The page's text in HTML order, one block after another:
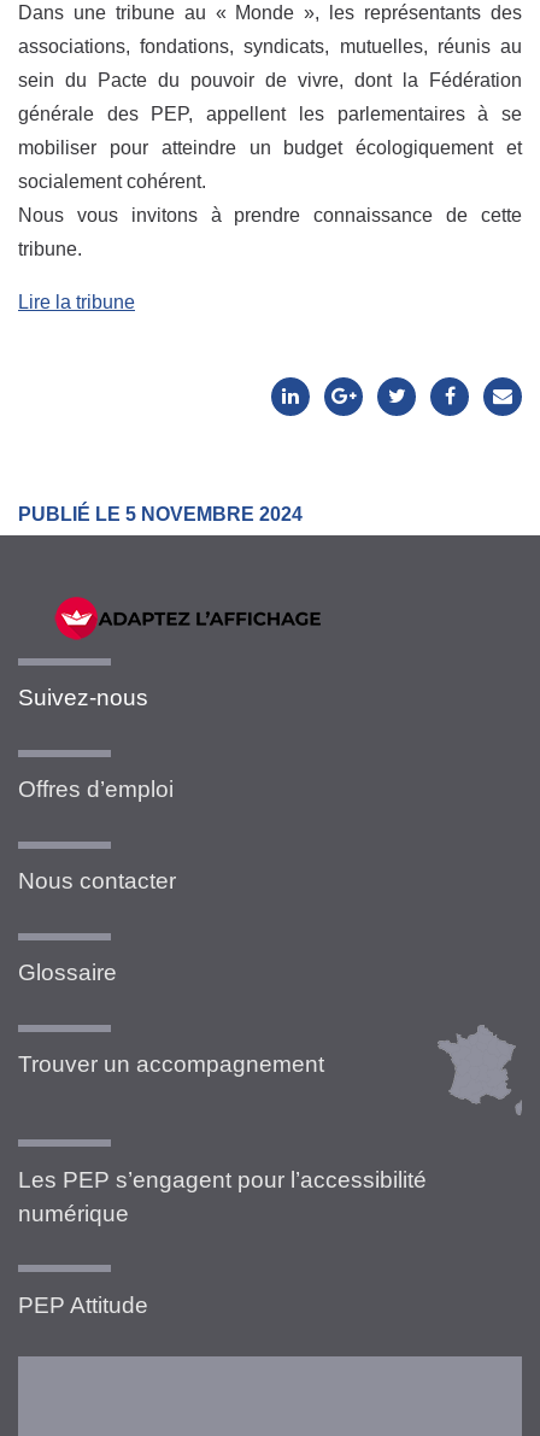
Dans une tribune au « Monde », les représentants des
associations, fondations, syndicats, mutuelles, réunis au
sein du Pacte du pouvoir de vivre, dont la Fédération
générale des PEP, appellent les parlementaires à se
mobiliser pour atteindre un budget écologiquement et
socialement cohérent.
Nous vous invitons à prendre connaissance de cette
tribune.
Lire la tribune
PUBLIÉ LE 5 NOVEMBRE 2024
Suivez-nous
Offres d’emploi
Nous contacter
Glossaire
Trouver un accompagnement
Les PEP s’engagent pour l’accessibilité
numérique
PEP Attitude